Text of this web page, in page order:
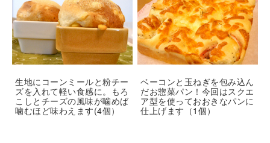
生地にコーンミールと粉チー
ズを入れて軽い食感に。もろ
こしとチーズの風味が噛めば
噛むほど味わえます(4個）
ベーコンと玉ねぎを包み込ん
だお惣菜パン！今回はスクエ
ア型を使っておおきなパンに
仕上げます（1個）